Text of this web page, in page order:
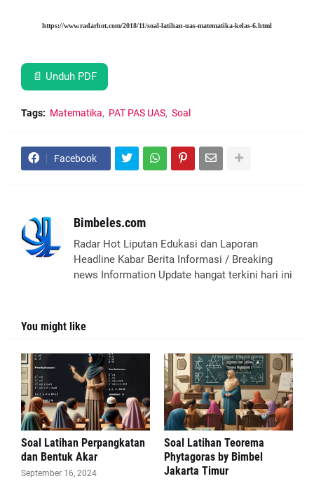
https://www.radarhot.com/2018/11/soal-latihan-uas-matematika-kelas-6.html
📄 Unduh PDF
Tags: Matematika PAT PAS UAS Soal
Facebook
Bimbeles.com
Radar Hot Liputan Edukasi dan Laporan
Headline Kabar Berita Informasi / Breaking
news Information Update hangat terkini hari ini
You might like
Soal Latihan Perpangkatan
dan Bentuk Akar
September 16, 2024
Soal Latihan Teorema
Phytagoras by Bimbel
Jakarta Timur